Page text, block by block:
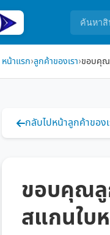
หน้าแรก›ลูกค้าของเรา›ขอบคุณ
กลับไปหน้าลูกค้าของ
ขอบคุณลู
สแกนใบ